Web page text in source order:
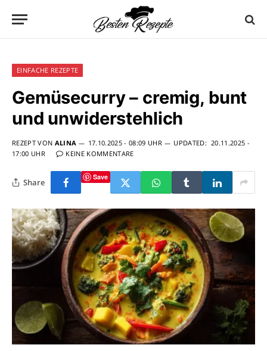
EINFACHE REZEPTE
Gemüsecurry – cremig, bunt
und unwiderstehlich
REZEPT VON ALINA 17.10.2025 - 08:09 UHR UPDATED: 20.11.2025 -
17:00 UHR
KEINE KOMMENTARE
Share Save